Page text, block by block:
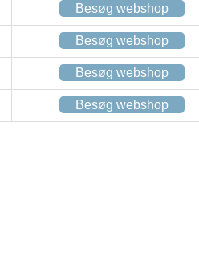
Besøg webshop
Besøg webshop
Besøg webshop
Besøg webshop